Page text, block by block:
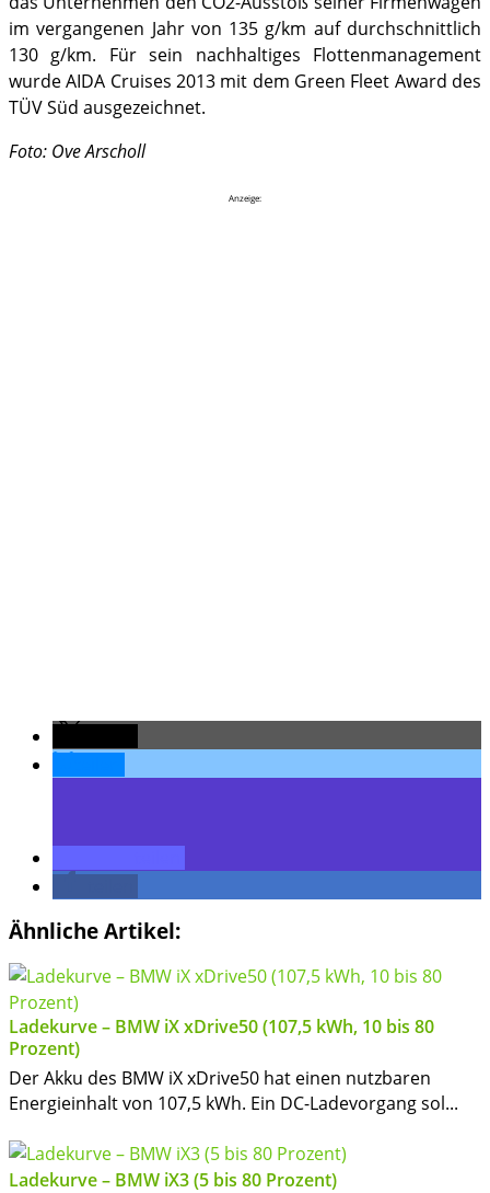
im vergangenen Jahr von 135 g/km auf durchschnittlich
130 g/km. Für sein nachhaltiges Flottenmanagement
wurde AIDA Cruises 2013 mit dem Green Fleet Award des
TÜV Süd ausgezeichnet.
Foto: Ove Arscholl
Anzeige:
Ähnliche Artikel:
Ladekurve – BMW iX xDrive50 (107,5 kWh, 10 bis 80
Prozent)
Der Akku des BMW iX xDrive50 hat einen nutzbaren
Energieinhalt von 107,5 kWh. Ein DC-Ladevorgang sol...
Ladekurve – BMW iX3 (5 bis 80 Prozent)